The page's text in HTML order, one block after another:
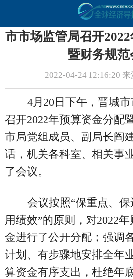
市市场监管局召开
暨财务规范
2022-04-24 12:16:20
4月20日下午，晋城
召开2022年预算资金分配
市局党组成员、副局长阎
话，机关各科室、相关事
了会议。
会议按照“保重点、
用绩效”的原则，对2022
金进行了公开分配；强调
计划、有步骤地安排全年
算资金有序支出，杜绝年